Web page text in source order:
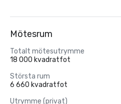
Mötesrum
Totalt mötesutrymme
18 000 kvadratfot
Största rum
6 660 kvadratfot
Utrymme (privat)